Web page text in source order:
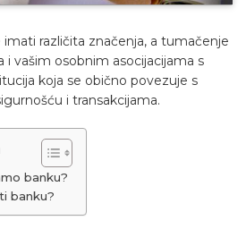
imati različita značenja, a tumačenje
i vašim osobnim asocijacijama s
koja se obično povezuje s
i transakcijama.
banku?
banku?